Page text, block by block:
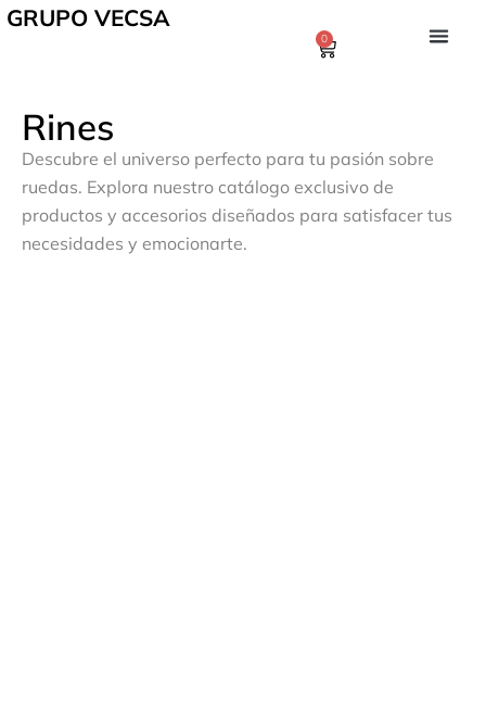
GRUPO VECSA
0
Rines
Descubre el universo perfecto para tu pasión sobre
ruedas. Explora nuestro catálogo exclusivo de
productos y accesorios diseñados para satisfacer tus
necesidades y emocionarte.